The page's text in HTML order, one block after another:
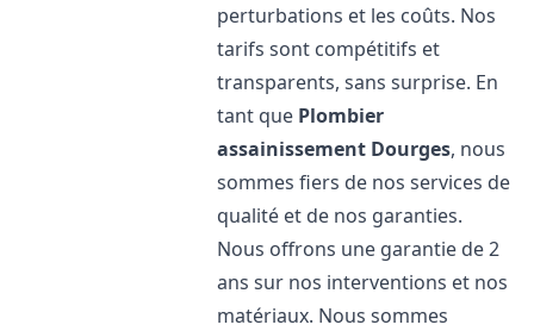
perturbations et les coûts. Nos
tarifs sont compétitifs et
transparents, sans surprise. En
tant que Plombier
assainissement Dourges, nous
sommes fiers de nos services de
qualité et de nos garanties.
Nous offrons une garantie de 2
ans sur nos interventions et nos
matériaux. Nous sommes